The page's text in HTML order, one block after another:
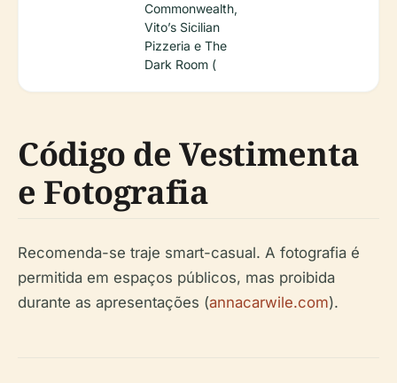
Commonwealth,
Vito’s Sicilian
Pizzeria e The
Dark Room (
Código de Vestimenta
e Fotografia
Recomenda-se traje smart-casual. A fotografia é
permitida em espaços públicos, mas proibida
durante as apresentações (annacarwile.com).